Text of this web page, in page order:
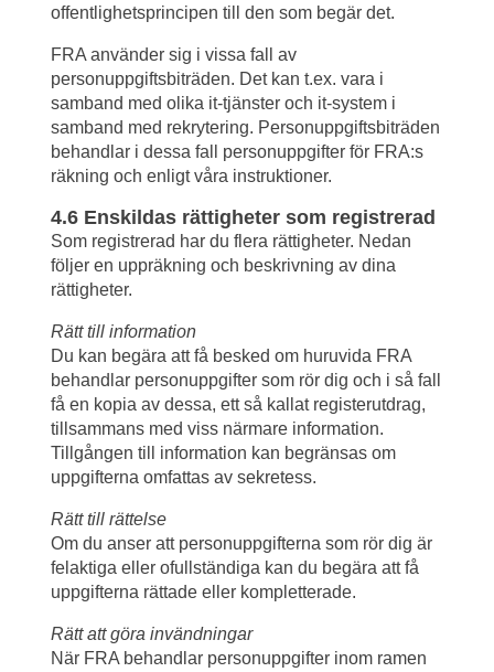
offentlighetsprincipen till den som begär det.
FRA använder sig i vissa fall av
personuppgiftsbiträden. Det kan t.ex. vara i
samband med olika it-tjänster och it-system i
samband med rekrytering. Personuppgiftsbiträden
behandlar i dessa fall personuppgifter för FRA:s
räkning och enligt våra instruktioner.
4.6 Enskildas rättigheter som registrerad
Som registrerad har du flera rättigheter. Nedan
följer en uppräkning och beskrivning av dina
rättigheter.
Rätt till information
Du kan begära att få besked om huruvida FRA
behandlar personuppgifter som rör dig och i så fall
få en kopia av dessa, ett så kallat registerutdrag,
tillsammans med viss närmare information.
Tillgången till information kan begränsas om
uppgifterna omfattas av sekretess.
Rätt till rättelse
Om du anser att personuppgifterna som rör dig är
felaktiga eller ofullständiga kan du begära att få
uppgifterna rättade eller kompletterade.
Rätt att göra invändningar
När FRA behandlar personuppgifter inom ramen